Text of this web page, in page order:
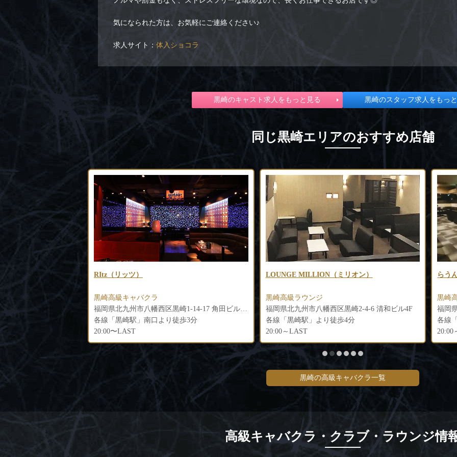
気になられた方は、お気軽にご連絡ください♪
求人サイト： 体入ショコラ
黒崎のキャスト求人をもっと見る 黒崎のスタッフ求人をもっ
同じ黒崎エリアのおすすめ店舗
歩3分
LOUNGE MILLION（ミリオン）
黒崎高級ラウンジ
福岡県北九州市八幡西区黒崎2-4-6 清和ビル4F
各線「黒崎駅」より徒歩4分
20:00～LAST
らうんじくろさきさっぽろ
黒崎高級ラウンジ
福岡県北九州市八幡西区黒崎1-12-3 竹川ビル2階
20:00～LAST
Elle
黒崎
福岡
各線
20:00
黒崎の高級キャバクラ一覧
高級キャバクラ・クラブ・ラウンジ情